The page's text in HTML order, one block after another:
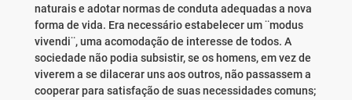
naturais e adotar normas de conduta adequadas a nova
forma de vida. Era necessário estabelecer um ¨modus
vivendi¨, uma acomodação de interesse de todos. A
sociedade não podia subsistir, se os homens, em vez de
viverem a se dilacerar uns aos outros, não passassem a
cooperar para satisfação de suas necessidades comuns;